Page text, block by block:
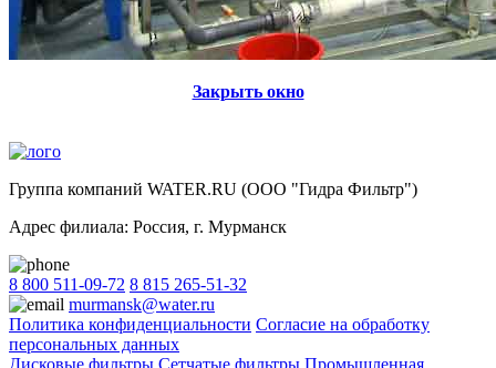
Закрыть окно
Группа компаний WATER.RU (ООО "Гидра Фильтр")
Адрес филиала: Россия, г. Мурманск
8 800 511-09-72 8 815 265-51-32
murmansk@water.ru
Политика конфиденциальности Согласие на обработку
персональных данных
Дисковые фильтры Сетчатые фильтры Промышленная